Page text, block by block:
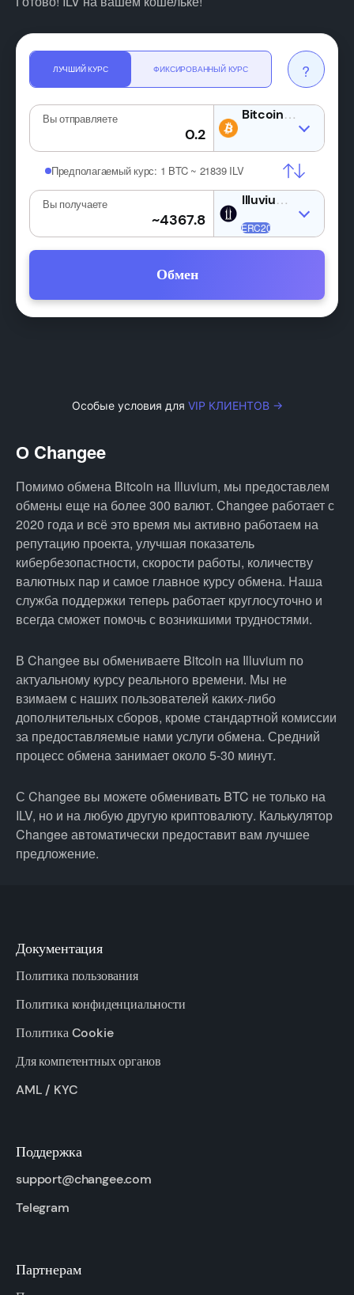
ЛУЧШИЙ КУРС ФИКСИРОВАННЫЙ КУРС ?
Вы отправляете BTC
Предполагаемый курс: 1 BTC ~ 21839 ILV
Вы получаете
Обмен
Особые условия для VIP КЛИЕНТОВ →
О Changee
Помимо обмена Bitcoin на Illuvium, мы предоставлем
обмены еще на более 300 валют. Changee работает с
2020 года и всё это время мы активно работаем на
репутацию проекта, улучшая показатель
кибербезопастности, скорости работы, количеству
валютных пар и самое главное курсу обмена. Наша
служба поддержки теперь работает круглосуточно и
всегда сможет помочь с возникшими трудностями.
В Changee вы обмениваете Bitcoin на Illuvium по
актуальному курсу реального времени. Мы не
взимаем с наших пользователей каких-либо
дополнительных сборов, кроме стандартной комиссии
за предоставляемые нами услуги обмена. Средний
процесс обмена занимает около 5-30 минут.
С Changee вы можете обменивать BTC не только на
ILV, но и на любую другую криптовалюту. Калькулятор
Changee автоматически предоставит вам лучшее
предложение.
Документация
Политика пользования
Политика конфиденциальности
Политика Cookie
Для компетентных органов
AML / KYC
Поддержка
support@changee.com
Telegram
Партнерам